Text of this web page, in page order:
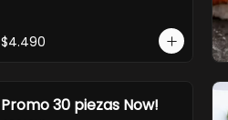
$4.490
Promo 30 piezas Now!